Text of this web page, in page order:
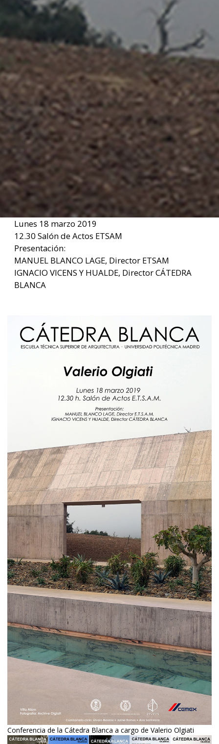
Lunes 18 marzo 2019
12.30 Salón de Actos ETSAM
Presentación:
MANUEL BLANCO LAGE, Director ETSAM
IGNACIO VICENS Y HUALDE, Director CÁTEDRA
BLANCA
Conferencia de la Cátedra Blanca a cargo de Valerio Olgiati